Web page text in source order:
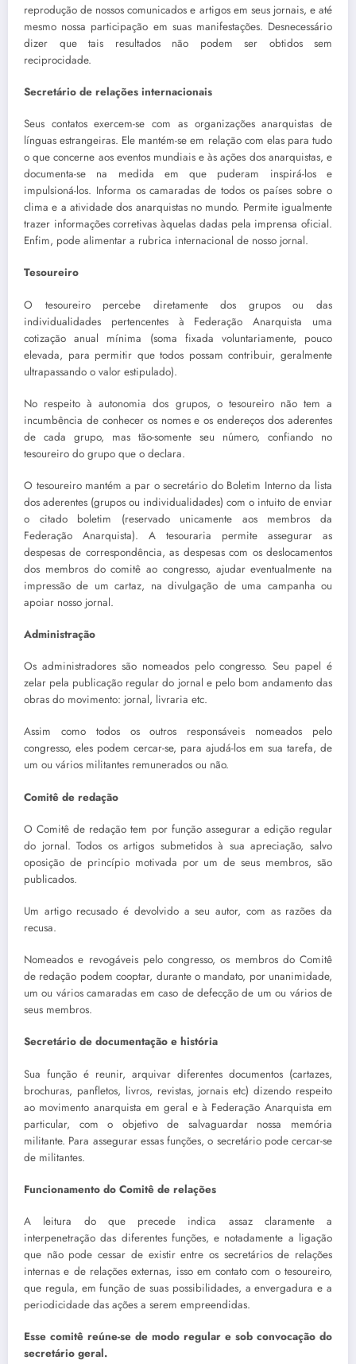
reprodução de nossos comunicados e artigos em seus jornais, e até
mesmo nossa participação em suas manifestações. Desnecessário
dizer que tais resultados não podem ser obtidos sem
reciprocidade.
Secretário de relações internacionais
Seus contatos exercem-se com as organizações anarquistas de
línguas estrangeiras. Ele mantém-se em relação com elas para tudo
o que concerne aos eventos mundiais e às ações dos anarquistas, e
documenta-se na medida em que puderam inspirá-los e
impulsioná-los. Informa os camaradas de todos os países sobre o
clima e a atividade dos anarquistas no mundo. Permite igualmente
trazer informações corretivas àquelas dadas pela imprensa oficial.
Enfim, pode alimentar a rubrica internacional de nosso jornal.
Tesoureiro
O tesoureiro percebe diretamente dos grupos ou das
individualidades pertencentes à Federação Anarquista uma
cotização anual mínima (soma fixada voluntariamente, pouco
elevada, para permitir que todos possam contribuir, geralmente
ultrapassando o valor estipulado).
No respeito à autonomia dos grupos, o tesoureiro não tem a
incumbência de conhecer os nomes e os endereços dos aderentes
de cada grupo, mas tão-somente seu número, confiando no
tesoureiro do grupo que o declara.
O tesoureiro mantém a par o secretário do Boletim Interno da lista
dos aderentes (grupos ou individualidades) com o intuito de enviar
o citado boletim (reservado unicamente aos membros da
Federação Anarquista). A tesouraria permite assegurar as
despesas de correspondência, as despesas com os deslocamentos
dos membros do comitê ao congresso, ajudar eventualmente na
impressão de um cartaz, na divulgação de uma campanha ou
apoiar nosso jornal.
Administração
Os administradores são nomeados pelo congresso. Seu papel é
zelar pela publicação regular do jornal e pelo bom andamento das
obras do movimento: jornal, livraria etc.
Assim como todos os outros responsáveis nomeados pelo
congresso, eles podem cercar-se, para ajudá-los em sua tarefa, de
um ou vários militantes remunerados ou não.
Comitê de redação
O Comitê de redação tem por função assegurar a edição regular
do jornal. Todos os artigos submetidos à sua apreciação, salvo
oposição de princípio motivada por um de seus membros, são
publicados.
Um artigo recusado é devolvido a seu autor, com as razões da
recusa.
Nomeados e revogáveis pelo congresso, os membros do Comitê
de redação podem cooptar, durante o mandato, por unanimidade,
um ou vários camaradas em caso de defecção de um ou vários de
seus membros.
Secretário de documentação e história
Sua função é reunir, arquivar diferentes documentos (cartazes,
brochuras, panfletos, livros, revistas, jornais etc) dizendo respeito
ao movimento anarquista em geral e à Federação Anarquista em
particular, com o objetivo de salvaguardar nossa memória
militante. Para assegurar essas funções, o secretário pode cercar-se
de militantes.
Funcionamento do Comitê de relações
A leitura do que precede indica assaz claramente a
interpenetração das diferentes funções, e notadamente a ligação
que não pode cessar de existir entre os secretários de relações
internas e de relações externas, isso em contato com o tesoureiro,
que regula, em função de suas possibilidades, a envergadura e a
periodicidade das ações a serem empreendidas.
Esse comitê reúne-se de modo regular e sob convocação do
secretário geral.